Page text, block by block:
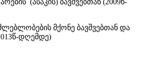
მქონე ბავშვებთან და
დღემდე)